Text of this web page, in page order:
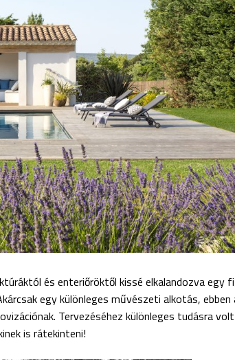
és enteriőröktől kissé elkalandozva egy
egy különleges művészeti alkotás, ebben
Tervezéséhez különleges tudásra
is rátekinteni!